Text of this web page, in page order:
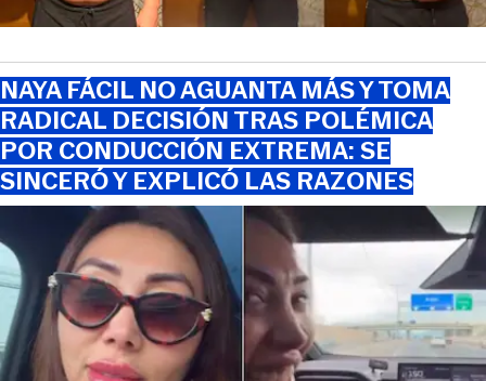
NAYA FÁCIL NO AGUANTA MÁS Y TOMA
RADICAL DECISIÓN TRAS POLÉMICA
POR CONDUCCIÓN EXTREMA: SE
SINCERÓ Y EXPLICÓ LAS RAZONES